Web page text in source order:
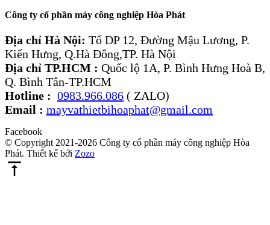
Công ty cổ phần máy công nghiệp Hòa Phát
Địa chỉ Hà Nội: Tổ DP 12, Đường Mậu Lương, P.
Kiến Hưng, Q.Hà Đông,TP. Hà Nội
Địa chỉ TP.HCM : Quốc lộ 1A, P. Bình Hưng Hoà B,
Q. Bình Tân-TP.HCM
Hotline : 0983.966.086 ( ZALO)
Email : mayvathietbihoaphat@gmail.com
Facebook
© Copyright 2021-2026 Công ty cổ phần máy công nghiệp Hòa
Phát. Thiết kế bởi Zozo